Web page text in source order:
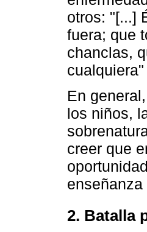
otros: "[...]
fuera; que
chanclas,
En
los niños,
creer que
2. Batalla